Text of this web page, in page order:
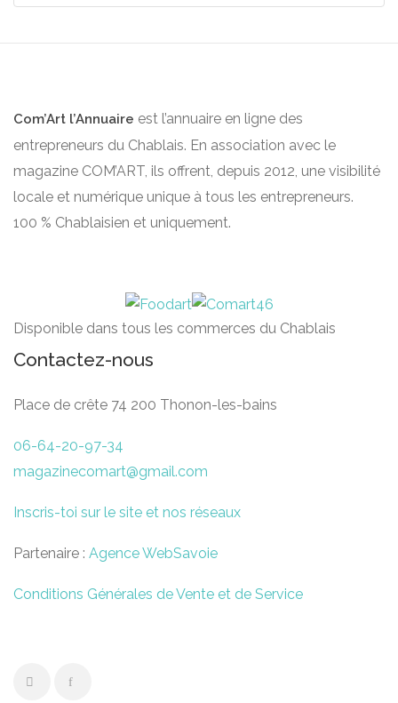
Com’Art l’Annuaire est l’annuaire en ligne des
entrepreneurs du Chablais. En association avec le
magazine COM’ART, ils offrent, depuis 2012, une visibilité
locale et numérique unique à tous les entrepreneurs.
100 % Chablaisien et uniquement.
Disponible dans tous les commerces du Chablais
Contactez-nous
Place de crête 74 200 Thonon-les-bains
06-64-20-97-34
magazinecomart@gmail.com
Inscris-toi sur le site et nos réseaux
Partenaire : Agence WebSavoie
Conditions Générales de Vente et de Service